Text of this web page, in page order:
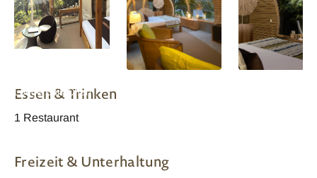
Lodge Bois Cheri
Essen & Trinken
1 Restaurant
Freizeit & Unterhaltung